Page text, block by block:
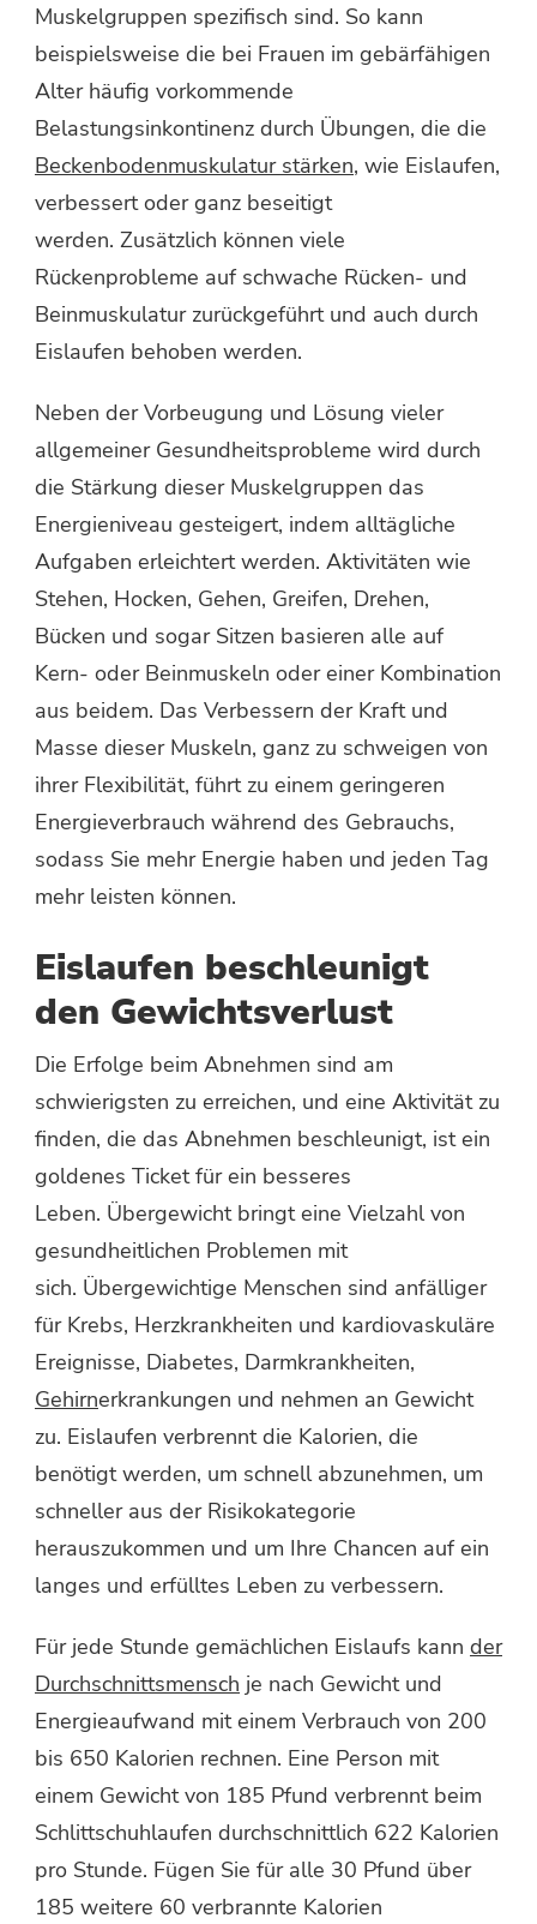
Muskelgruppen spezifisch sind. So kann
beispielsweise die bei Frauen im gebärfähigen
Alter häufig vorkommende
Belastungsinkontinenz durch Übungen, die die
Beckenbodenmuskulatur stärken, wie Eislaufen,
verbessert oder ganz beseitigt
werden. Zusätzlich können viele
Rückenprobleme auf schwache Rücken- und
Beinmuskulatur zurückgeführt und auch durch
Eislaufen behoben werden.
Neben der Vorbeugung und Lösung vieler
allgemeiner Gesundheitsprobleme wird durch
die Stärkung dieser Muskelgruppen das
Energieniveau gesteigert, indem alltägliche
Aufgaben erleichtert werden. Aktivitäten wie
Stehen, Hocken, Gehen, Greifen, Drehen,
Bücken und sogar Sitzen basieren alle auf
Kern- oder Beinmuskeln oder einer Kombination
aus beidem. Das Verbessern der Kraft und
Masse dieser Muskeln, ganz zu schweigen von
ihrer Flexibilität, führt zu einem geringeren
Energieverbrauch während des Gebrauchs,
sodass Sie mehr Energie haben und jeden Tag
mehr leisten können.
Eislaufen beschleunigt
den Gewichtsverlust
Die Erfolge beim Abnehmen sind am
schwierigsten zu erreichen, und eine Aktivität zu
finden, die das Abnehmen beschleunigt, ist ein
goldenes Ticket für ein besseres
Leben. Übergewicht bringt eine Vielzahl von
gesundheitlichen Problemen mit
sich. Übergewichtige Menschen sind anfälliger
für Krebs, Herzkrankheiten und kardiovaskuläre
Ereignisse, Diabetes, Darmkrankheiten,
Gehirnerkrankungen und nehmen an Gewicht
zu. Eislaufen verbrennt die Kalorien, die
benötigt werden, um schnell abzunehmen, um
schneller aus der Risikokategorie
herauszukommen und um Ihre Chancen auf ein
langes und erfülltes Leben zu verbessern.
Für jede Stunde gemächlichen Eislaufs kann der
Durchschnittsmensch je nach Gewicht und
Energieaufwand mit einem Verbrauch von 200
bis 650 Kalorien rechnen. Eine Person mit
einem Gewicht von 185 Pfund verbrennt beim
Schlittschuhlaufen durchschnittlich 622 Kalorien
pro Stunde. Fügen Sie für alle 30 Pfund über
185 weitere 60 verbrannte Kalorien